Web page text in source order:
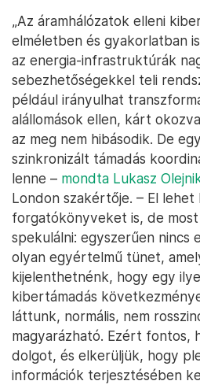
„Az áramhálózatok elleni
elméletben és gyakorlatban
az energia-infrastruktúrák
sebezhetőségekkel teli
például irányulhat
alállomások ellen, kárt
az meg nem hibásodik. De
szinkronizált támadás
lenne – mondta Lukasz
London szakértője. – El lehet
forgatókönyveket is, de
spekulálni: egyszerűen nincs
olyan egyértelmű tünet,
kijelenthetnénk, hogy egy
kibertámadás
láttunk, normális, nem
magyarázható. Ezért fontos,
dolgot, és elkerüljük, hogy
információk terjesztésében